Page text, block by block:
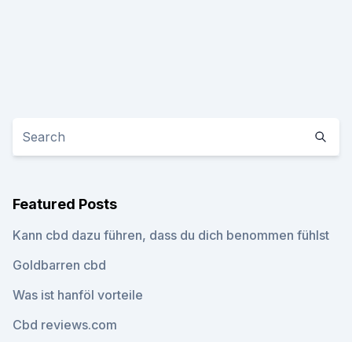
Featured Posts
Kann cbd dazu führen, dass du dich benommen fühlst
Goldbarren cbd
Was ist hanföl vorteile
Cbd reviews.com